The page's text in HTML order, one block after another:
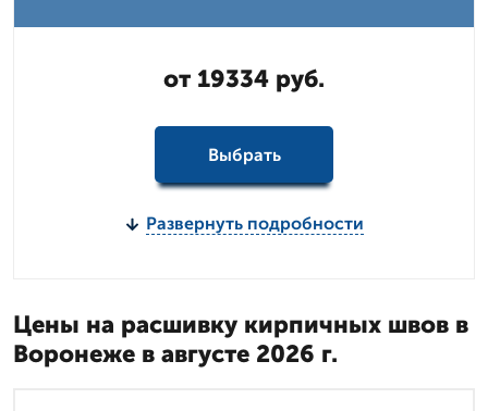
от 19334 руб.
Выбрать
Развернуть подробности
Цены на расшивку кирпичных швов в
Воронеже в августе 2026 г.